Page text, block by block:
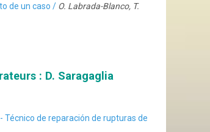
de un caso / O. Labrada-Blanco, T.
: D. Saragaglia
de reparación de rupturas de